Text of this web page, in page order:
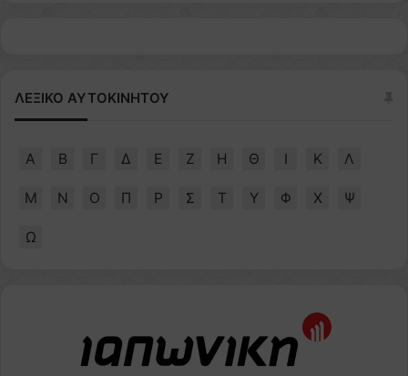
ΛΕΞΙΚΟ ΑΥΤΟΚΙΝΗΤΟΥ
Α Β Γ Δ Ε Ζ Η Θ Ι Κ Λ
Μ Ν Ο Π Ρ Σ Τ Υ Φ Χ Ψ
Ω